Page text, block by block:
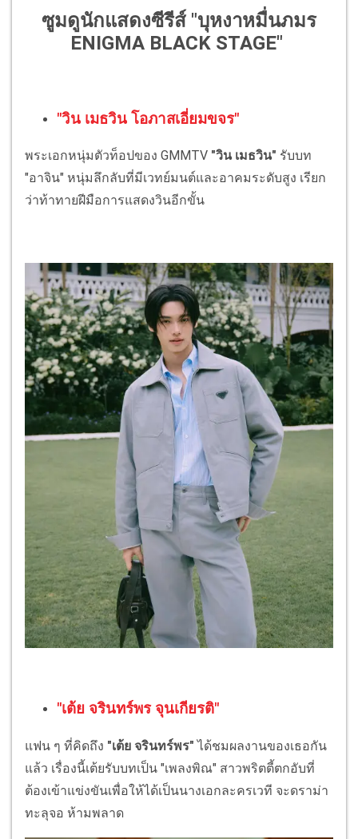
ซูมดูนักแสดงซีรีส์ "บุหงาหมื่นภมร
ENIGMA BLACK STAGE"
"วิน เมธวิน โอภาสเอี่ยมขจร"
พระเอกหนุ่มตัวท็อปของ GMMTV "วิน เมธวิน" รับบท
"อาจิน" หนุ่มลึกลับที่มีเวทย์มนต์และอาคมระดับสูง เรียก
ว่าท้าทายฝีมือการแสดงวินอีกขั้น
"เต้ย จรินทร์พร จุนเกียรติ"
แฟน ๆ ที่คิดถึง "เต้ย จรินทร์พร"ได้ชมผลงานของเธอกัน
แล้ว เรื่องนี้เต้ยรับบทเป็น "เพลงพิณ" สาวพริตตี้ตกอับที่
ต้องเข้าแข่งขันเพื่อให้ได้เป็นนางเอกละครเวที จะดราม่า
ทะลุจอ ห้ามพลาด